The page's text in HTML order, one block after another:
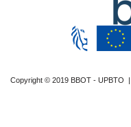
Copyright © 2019 BBOT - UPBTO |